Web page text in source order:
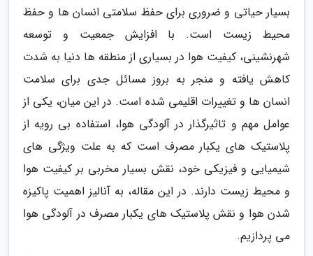
بسیار حیاتی و ضروری برای حفظ سلامتی انسان ها و حفظ
محیط زیست است. با افزایش جمعیت و توسعه
شهرنشینی، کیفیت هوا در بسیاری از منطقه ها دنیا به شدت
کاهش یافته و منجر به بروز مسائل جدی برای سلامت
انسان ها و تغییرات اقلیمی شده است. در این میان، یکی از
عوامل مهم و تاثیرگذار در آلودگی هوا، استفاده بی رویه از
پلاستیک های یکبار مصرف است که به علت ویژگی های
شیمیایی و فیزیکی خود، نقش بسیار مخربی بر کیفیت هوا
و محیط زیست دارند. در این مقاله، به آنالیز اهمیت پاکیزه
شدن هوا و نقش پلاستیک های یکبار مصرف در آلودگی هوا
می پردازیم.